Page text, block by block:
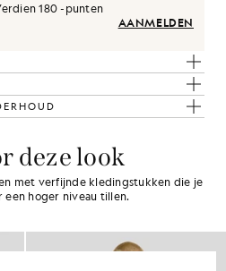
180-punten
AANMELDEN
deze look
met verfijnde kledingstukken die je
een hoger niveau tillen.